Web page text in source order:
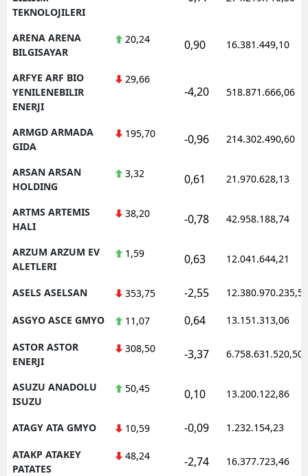
TEKNOLOJILERI
ARENA ARENA
BILGISAYAR
20,24 0,90 16.381.449,10
ARFYE ARF BIO
YENILENEBILIR
ENERJI
29,66
-4,20 518.871.666,06
ARMGD ARMADA
GIDA
195,70 -0,96 214.302.490,60
ARSAN ARSAN
HOLDING
3,32 0,61 21.970.628,13
ARTMS ARTEMIS
HALI
38,20 -0,78 42.958.188,74
ARZUM ARZUM EV
ALETLERI
1,59 0,63 12.041.644,21
ASELS ASELSAN 353,75 -2,55 12.380.970.235,50
ASGYO ASCE GMYO 11,07 0,64 13.151.313,06
ASTOR ASTOR
ENERJI
308,50 -3,37 6.758.631.520,50
ASUZU ANADOLU
ISUZU
50,45 0,10 13.200.122,86
ATAGY ATA GMYO 10,59 -0,09 1.232.154,23
ATAKP ATAKEY
PATATES
48,24 -2,74 16.377.723,46